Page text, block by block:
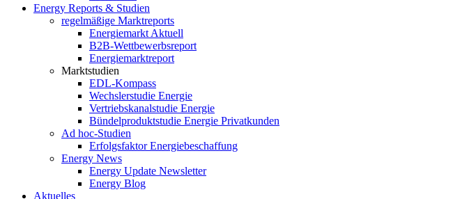
Energy Reports & Studien
regelmäßige Marktreports
Energiemarkt Aktuell
B2B-Wettbewerbsreport
Energiemarktreport
Marktstudien
EDL-Kompass
Wechslerstudie Energie
Vertriebskanalstudie Energie
Bündelproduktstudie Energie Privatkunden
Ad hoc-Studien
Erfolgsfaktor Energiebeschaffung
Energy News
Energy Update Newsletter
Energy Blog
Aktuelles